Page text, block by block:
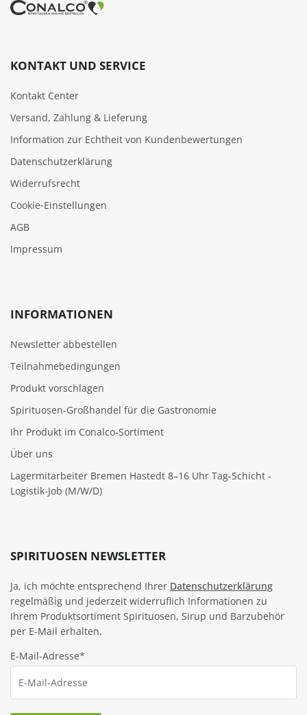
KONTAKT UND SERVICE
Kontakt Center
Versand, Zahlung & Lieferung
Information zur Echtheit von Kundenbewertungen
Datenschutzerklärung
Widerrufsrecht
Cookie‑Einstellungen
AGB
Impressum
INFORMATIONEN
Newsletter abbestellen
Teilnahmebedingungen
Produkt vorschlagen
Spirituosen-Großhandel für die Gastronomie
Ihr Produkt im Conalco-Sortiment
Über uns
Lagermitarbeiter Bremen Hastedt 8–16 Uhr Tag-Schicht -
Logistik-Job (M/W/D)
SPIRITUOSEN NEWSLETTER
Ja, ich möchte entsprechend Ihrer Datenschutzerklärung
regelmäßig und jederzeit widerruflich Informationen zu
Ihrem Produktsortiment Spirituosen, Sirup und Barzubehör
per E-Mail erhalten.
E-Mail-Adresse*